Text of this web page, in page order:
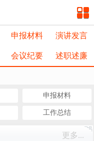
申报材料 演讲发言
会议纪要 述职述廉
申报材料
工作总结
更多...